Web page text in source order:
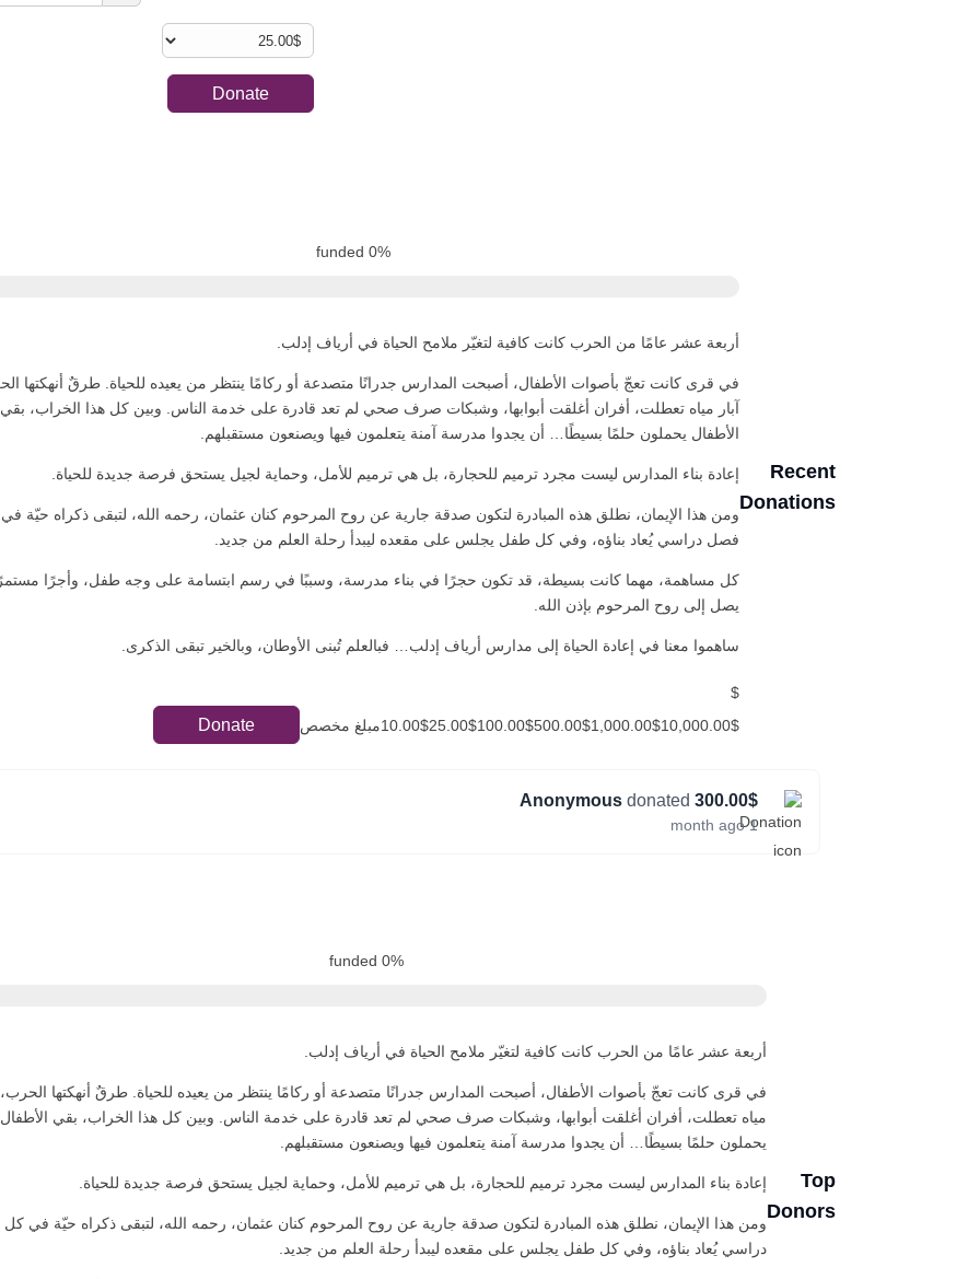
Donate
Recent
Donations
0%
أربعة عشر عامًا من الحرب كانت كافية لتغيّر ملامح الحياة في أرياف إدلب.
في قرى كانت تعجّ بأصوات الأطفال، أصبحت المدارس جدرانًا متصدعة أو ركامًا ينتظر من يعيده للحياة. طرقٌ أنهكتها
آبار مياه تعطلت، أفران أغلقت أبوابها، وشبكات صرف صحي لم تعد قادرة على خدمة الناس. وبين كل هذا الخراب، بقي
الأطفال يحملون حلمًا بسيطًا… أن يجدوا مدرسة آمنة يتعلمون فيها ويصنعون مستقبلهم.
إعادة بناء المدارس ليست مجرد ترميم للحجارة، بل هي ترميم للأمل، وحماية لجيل يستحق فرصة جديدة للحياة.
ومن هذا الإيمان، نطلق هذه المبادرة لتكون صدقة جارية عن روح المرحوم كنان عثمان، رحمه الله، لتبقى ذكراه حيّة
فصل دراسي يُعاد بناؤه، وفي كل طفل يجلس على مقعده ليبدأ رحلة العلم من جديد.
كل مساهمة، مهما كانت بسيطة، قد تكون حجرًا في بناء مدرسة، وسببًا في رسم ابتسامة على وجه طفل، وأجرًا
يصل إلى روح المرحوم بإذن الله.
ساهموا معنا في إعادة الحياة إلى مدارس أرياف إدلب… فبالعلم تُبنى الأوطان، وبالخير تبقى الذكرى.
$
10.00$25.00$100.00$500.00$1,000.00$10,000.00$مبلغ مخصص
Donate
Anonymous donated 300.00$
1 month ago
Top
Donors
0%
أربعة عشر عامًا من الحرب كانت كافية لتغيّر ملامح الحياة في أرياف إدلب.
في قرى كانت تعجّ بأصوات الأطفال، أصبحت المدارس جدرانًا متصدعة أو ركامًا ينتظر من يعيده للحياة. طرقٌ أنهكتها الحرب،
مياه تعطلت، أفران أغلقت أبوابها، وشبكات صرف صحي لم تعد قادرة على خدمة الناس. وبين كل هذا الخراب، بقي الأطفال
يحملون حلمًا بسيطًا… أن يجدوا مدرسة آمنة يتعلمون فيها ويصنعون مستقبلهم.
إعادة بناء المدارس ليست مجرد ترميم للحجارة، بل هي ترميم للأمل، وحماية لجيل يستحق فرصة جديدة للحياة.
ومن هذا الإيمان، نطلق هذه المبادرة لتكون صدقة جارية عن روح المرحوم كنان عثمان، رحمه الله، لتبقى ذكراه حيّة في
دراسي يُعاد بناؤه، وفي كل طفل يجلس على مقعده ليبدأ رحلة العلم من جديد.